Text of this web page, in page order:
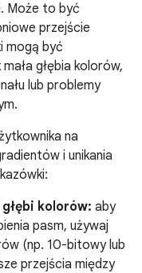
Może to być
przejście
mogą być
głębia kolorów,
lub problemy
na
i unikania
kolorów: aby
pasm, używaj
(np. 10-bitowy lub
przejścia między